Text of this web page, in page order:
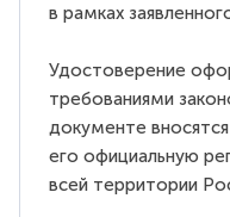
в рамках
Удостоверение
требованиями
документе
его официальную
всей территории